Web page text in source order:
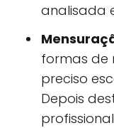
analisada
formas de
preciso
Depois